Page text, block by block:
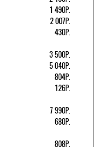
1 490Р.
2 007Р.
430Р.
3 500Р.
5 040Р.
804Р.
126Р.
7 990Р.
680Р.
808Р.